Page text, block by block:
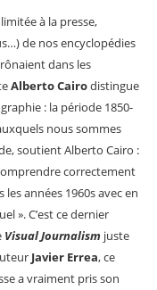
à la presse,
de nos encyclopédies
dans les
Alberto Cairodistingue
: la période 1850-
nous sommes
soutient Alberto Cairo :
correctement
années 1960s avec en
». C’est ce dernier
Visual Journalism juste
Javier Errea, ce
a vraiment pris son